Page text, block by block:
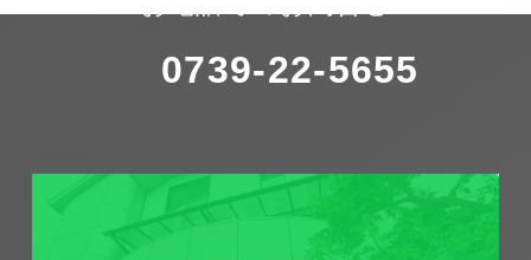
0739-22-5655